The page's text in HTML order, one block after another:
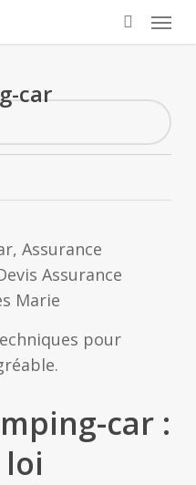
search
Menu
car
pour
car :